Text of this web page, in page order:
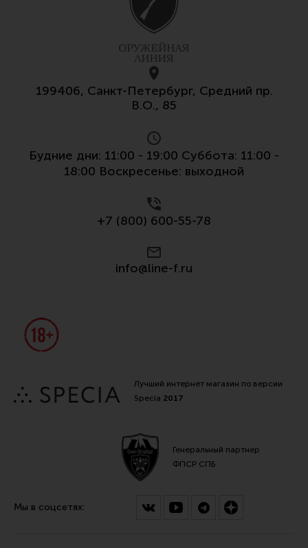
199406, Санкт-Петербург, Средний пр.
В.О., 85
Будние дни: 11:00 - 19:00 Суббота: 11:00 -
18:00 Воскресенье: выходной
+7 (800) 600-55-78
info@line-f.ru
Лучший интернет магазин по версии
Specia 2017
Генеральный партнер
ФПСР СПБ
Мы в соцсетях: